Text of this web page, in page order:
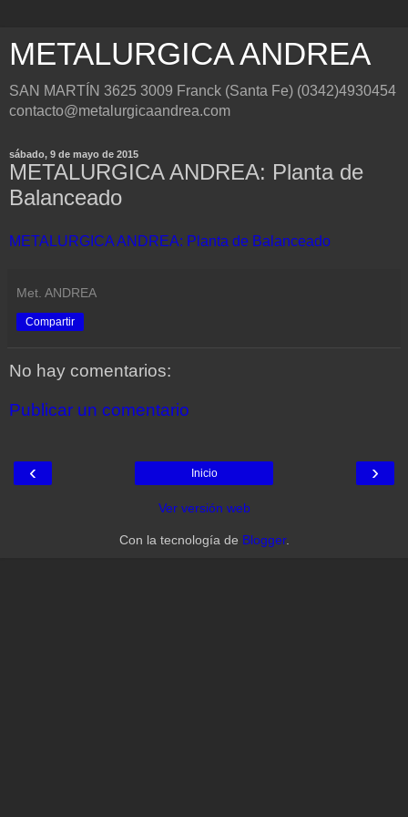
METALURGICA ANDREA
SAN MARTÍN 3625 3009 Franck (Santa Fe) (0342)4930454
contacto@metalurgicaandrea.com
sábado, 9 de mayo de 2015
METALURGICA ANDREA: Planta de
Balanceado
METALURGICA ANDREA: Planta de Balanceado
Met. ANDREA
Compartir
No hay comentarios:
Publicar un comentario
‹ ›
Inicio
Ver versión web
Con la tecnología de Blogger.